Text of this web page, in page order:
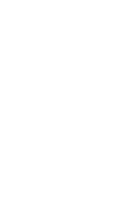
Galindo y el